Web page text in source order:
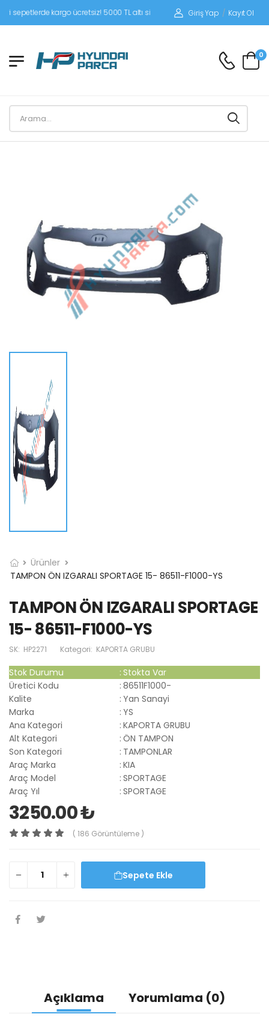
kargo ücretsiz! 5000 TL altı siparişlerinizde siparişleriniz alıcı
Giriş Yap / Kayıt Ol
0
Ürünler
TAMPON ÖN IZGARALI SPORTAGE 15- 86511-F1000-YS
TAMPON ÖN IZGARALI SPORTAGE
15- 86511-F1000-YS
SK: HP2271 Kategori: KAPORTA GRUBU
Stok Durumu : Stokta Var
Üretici Kodu
: 86511F1000-
Kalite
: Yan Sanayi
Marka
: YS
Ana Kategori
: KAPORTA GRUBU
Alt Kategori
: ÖN TAMPON
Son Kategori
: TAMPONLAR
Araç Marka
: KIA
Araç Model
: SPORTAGE
Araç Yıl
: SPORTAGE
3250.00 ₺
( 186 Görüntüleme )
Sepete Ekle
Açıklama Yorumlama (0)